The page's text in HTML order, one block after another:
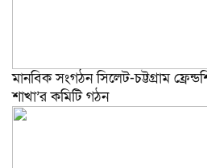
মানবিক সংগঠন সিলেট-চট্টগ্রাম
শাখা’র কমিটি গঠন